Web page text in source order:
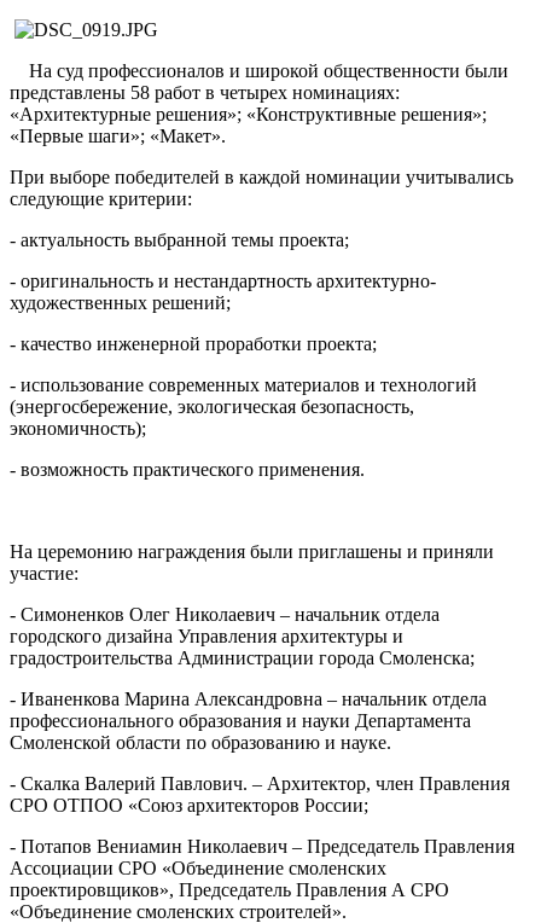
На суд профессионалов и широкой общественности были
представлены 58 работ в четырех номинациях:
«Архитектурные решения»; «Конструктивные решения»;
«Первые шаги»; «Макет».
При выборе победителей в каждой номинации учитывались
следующие критерии:
- актуальность выбранной темы проекта;
- оригинальность и нестандартность архитектурно-
художественных решений;
- качество инженерной проработки проекта;
- использование современных материалов и технологий
(энергосбережение, экологическая безопасность,
экономичность);
- возможность практического применения.
На церемонию награждения были приглашены и приняли
участие:
- Симоненков Олег Николаевич – начальник отдела
городского дизайна Управления архитектуры и
градостроительства Администрации города Смоленска;
- Иваненкова Марина Александровна – начальник отдела
профессионального образования и науки Департамента
Смоленской области по образованию и науке.
- Скалка Валерий Павлович. – Архитектор, член Правления
СРО ОТПОО «Союз архитекторов России;
- Потапов Вениамин Николаевич – Председатель Правления
Ассоциации СРО «Объединение смоленских
проектировщиков», Председатель Правления А СРО
«Объединение смоленских строителей».